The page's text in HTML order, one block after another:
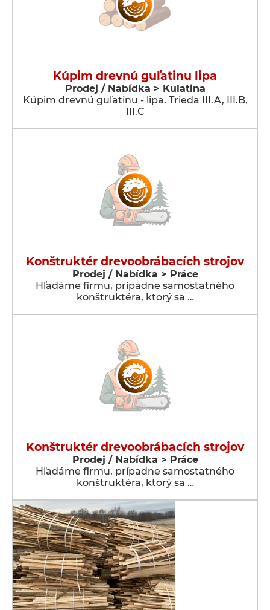
Kúpim drevnú guľatinu lipa
Prodej / Nabídka > Kulatina
Kúpim drevnú guľatinu - lipa. Trieda III.A, III.B,
III.C
Konštruktér drevoobrábacích strojov
Prodej / Nabídka > Práce
Hľadáme firmu, prípadne samostatného
konštruktéra, ktorý sa …
Konštruktér drevoobrábacích strojov
Prodej / Nabídka > Práce
Hľadáme firmu, prípadne samostatného
konštruktéra, ktorý sa …